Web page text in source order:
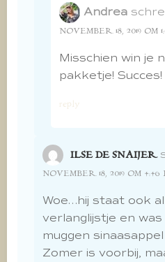
Andrea
NOVEMBER 18, 2019 OM
Misschien win je
pakketje! Succes!
reply
ILSE DE SNAIJER
NOVEMBER 18, 2019 OM 4:46
Woe…hij staat ook
verlanglijstje en
muggen
Zomer is voorbij,